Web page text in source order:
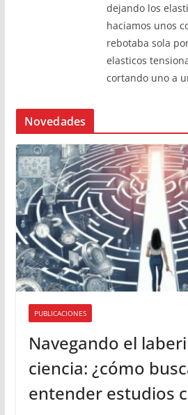
dejando los
haciamos unos
rebotaba sola
elasticos
cortando uno a
Novedades
PUBLICACIONES
Navegando el
ciencia: ¿cómo
entender estudios